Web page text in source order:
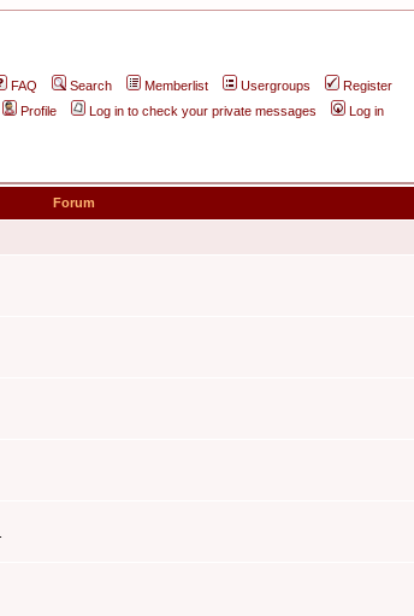
FAQ Search Memberlist Usergroups
Register
Profile
Log in to check your private messages Log in
Forum